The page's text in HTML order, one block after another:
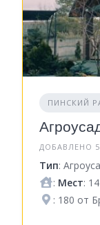
ПИНСКИЙ
ДОБАВЛЕНО
Тип:
: Мест: 14
: 180 от